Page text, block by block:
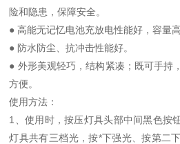
险和隐患，保障安全。
● 高能无记忆电池充放电性能好，容量
● 防水防尘、抗冲击性能好。
● 外形美观轻巧，结构紧凑；既可手持
方便。
使用方法：
1、使用时，按压灯具头部中间黑色按
灯具共有三档光，按*下强光、按第二